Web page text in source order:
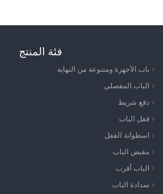
فئة المنتج
باب الأجهزة ومتنوعة من النهاية
الباب المفصلي
دفع شريط
قفل الباب
اسطوانة القفل
مقبض الباب
الباب أقرب
سدادة الباب